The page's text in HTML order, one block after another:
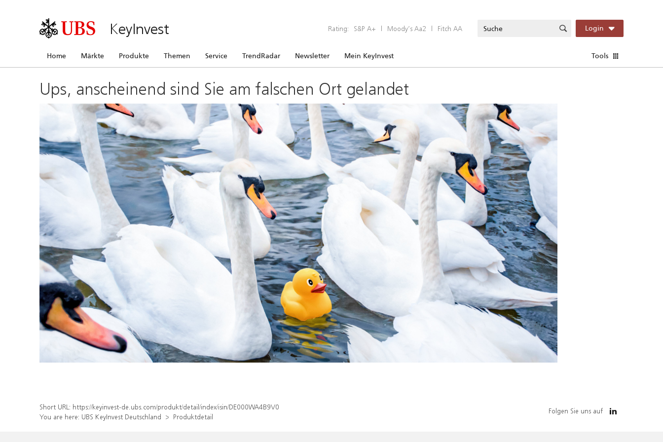
KeyInvest Rating: S&P A+ | Moody’s Aa2 | Fitch AA Login
Home Märkte Produkte Themen Service TrendRadar Newsletter Mein KeyInvest Tools
Ups, anscheinend sind Sie am falschen Ort gelandet
Short URL: https://keyinvest-de.ubs.com/produkt/detail/index/isin/DE000WA4B9V0
You are here: UBS KeyInvest Deutschland Produktdetail
Folgen Sie uns auf